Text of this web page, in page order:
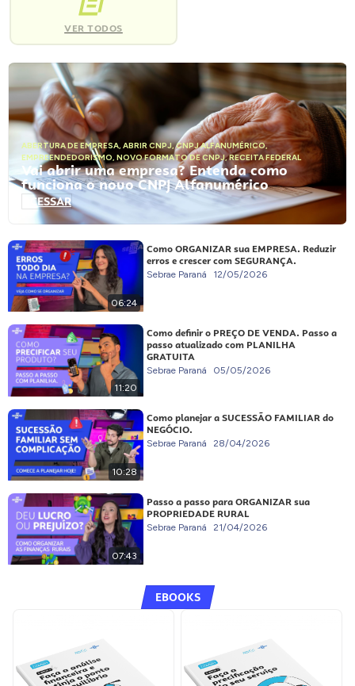
VER TODOS
ABERTURA DE EMPRESA, ABRIR CNPJ,CNPJ ALFANUMÉRICO,
EMPREENDEDORISMO, NOVO FORMATO DE CNPJ,RECEITA FEDERAL
Vai abrir uma empresa? Entenda como
funciona o novo CNPJ Alfanumérico
ACESSAR
06:24
Como ORGANIZAR sua EMPRESA. Reduzir
erros e crescer com SEGURANÇA.
Sebrae Paraná 12/05/2026
11:20
Como definir o PREÇO DE VENDA. Passo a
passo atualizado com PLANILHA
GRATUITA
Sebrae Paraná 05/05/2026
10:28
Como planejar a SUCESSÃO FAMILIAR do
NEGÓCIO.
Sebrae Paraná 28/04/2026
07:43
Passo a passo para ORGANIZAR sua
PROPRIEDADE RURAL
Sebrae Paraná 21/04/2026
EBOOKS